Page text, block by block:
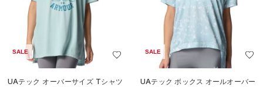
SALE
UAテック オーバーサイズ Tシャツ
SALE
UAテック ボックス オールオーバー